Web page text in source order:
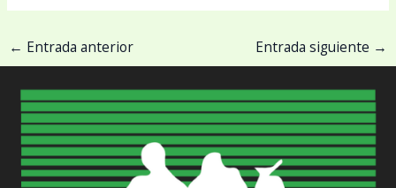
← Entrada anterior Entrada siguiente →